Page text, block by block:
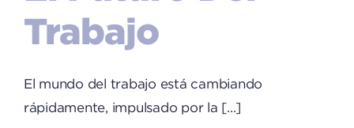
Trabajo
El mundo del trabajo está cambiando
rápidamente, impulsado por la [...]